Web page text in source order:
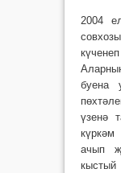
2004
буена
үзенә
ачып